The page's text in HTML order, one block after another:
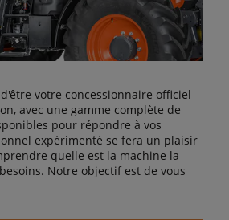
votre concessionnaire officiel
avec une gamme complète de
pour répondre à vos
expérimenté se fera un plaisir
quelle est la machine la
Notre objectif est de vous